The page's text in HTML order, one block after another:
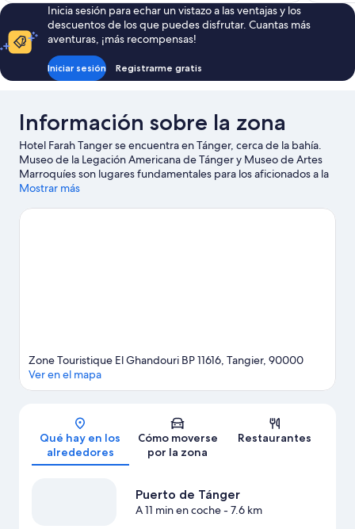
de
91 €
Inicia sesión para echar un vistazo a las ventajas y los
descuentos de los que puedes disfrutar. Cuantas más
aventuras, ¡más recompensas!
Iniciar sesión Registrarme gratis
Información sobre la zona
Hotel Farah Tanger se encuentra en Tánger, cerca de la bahía.
Museo de la Legación Americana de Tánger y Museo de Artes
Marroquíes son lugares fundamentales para los aficionados a la
cultura en esta región, donde también puedes ir de compras
Villa Harris y DARNA, La Asociación de Mujeres de Tánger
Mostrar más
Mapa
Zone Touristique El Ghandouri BP 11616, Tangier, 90000
Ver en el mapa
Qué hay en los
alrededores
Cómo moverse
por la zona
Restaurantes
Puerto de Tánger
A 11 min en coche- 7.6 km